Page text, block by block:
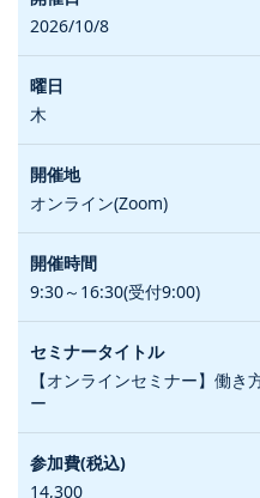
2026/10/8
木
オンライン(Zoom)
9:30～16:30(受付9:00)
【オンラインセミナー】働
ー
14,300